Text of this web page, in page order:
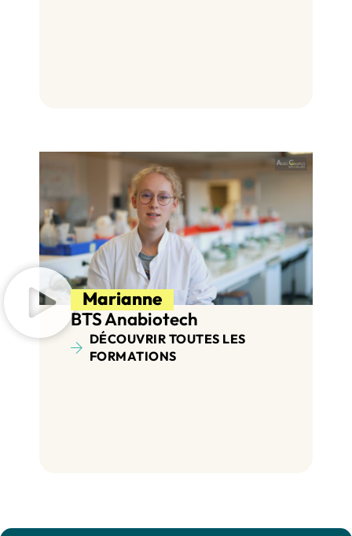
Marianne
BTS Anabiotech
DÉCOUVRIR TOUTES LES
FORMATIONS